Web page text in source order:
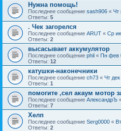
Нужна помощь!
Последнее сообщение sash906 « Чт
Ответы: 5
. Чек загорелся
Последнее сообщение ARUT « Ср
Ответы: 2
высасывает аккумулятор
Последнее сообщение phil « Пн фев
Ответы: 12
катушки-наконечники
Последнее сообщение ch73 « Чт
Ответы: 1
помогите ,сел акаум мотор
Последнее сообщение АлександрЪ
Ответы: 7
Хелп
Последнее сообщение Serg0000 «
Ответы: 2